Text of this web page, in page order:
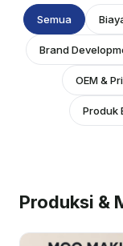
Semua
Brand
OEM &
Produk
Produksi &